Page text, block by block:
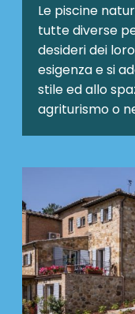
Le piscine
tutte diverse
desideri dei
esigenza e si
stile ed allo
agriturismo o